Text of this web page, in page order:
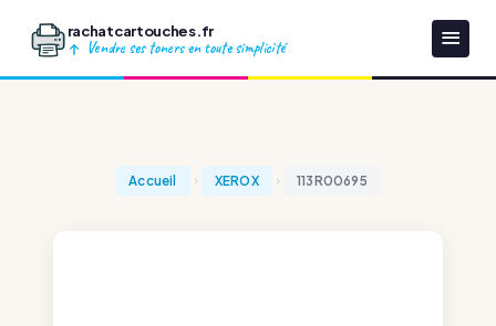
rachatcartouches.fr
Vendre ses toners en toute simplicité
Accueil XEROX 113R00695